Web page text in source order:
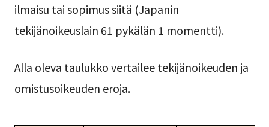
ilmaisu tai sopimus siitä (Japanin
tekijänoikeuslain 61 pykälän 1 momentti).
Alla oleva taulukko vertailee tekijänoikeuden ja
omistusoikeuden eroja.